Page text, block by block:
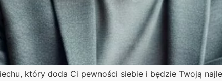
który doda Ci pewności siebie i będzie Twoją